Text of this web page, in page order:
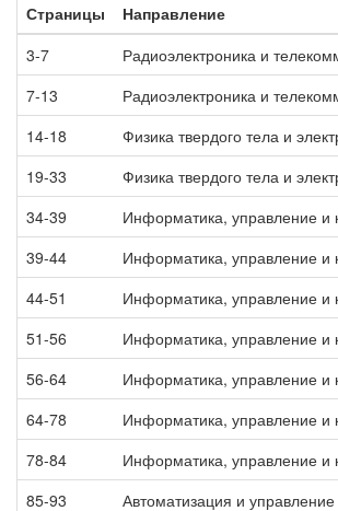
Страницы
Направление
3-7
Радиоэлектроника и
7-13
Радиоэлектроника и
14-18
Физика твердого тела и
19-33
Физика твердого тела и
34-39
Информатика, управление и
39-44
Информатика, управление и
44-51
Информатика, управление и
51-56
Информатика, управление и
56-64
Информатика, управление и
64-78
Информатика, управление и
78-84
Информатика, управление и
85-93
Автоматизация и управление